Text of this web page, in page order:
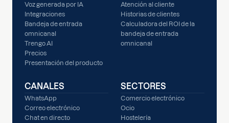
Voz generada por IA
Integraciones
Bandeja de entrada
omnicanal
Trengo AI
Precios
Presentación del producto
Atención al cliente
Historias de clientes
Calculadora del ROI de la
bandeja de entrada
omnicanal
CANALES
WhatsApp
Correo electrónico
Chat en directo
SECTORES
Comercio electrónico
Ocio
Hostelería